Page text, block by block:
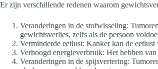
Er zijn verschillende redenen waarom
Veranderingen in de stofwisseling:
gewichtsverlies, zelfs als de persoon
Verminderde eetlust: Kanker kan de
Verhoogd energieverbruik: Het hebben
Veranderingen in de spijsvertering: